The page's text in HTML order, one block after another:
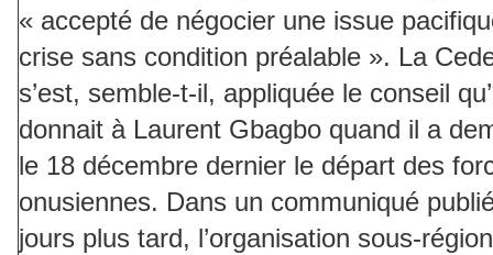
« accepté de négocier une issue
crise sans condition préalable ». La
s’est, semble-t-il, appliquée le conseil
donnait à Laurent Gbagbo quand il a
le 18 décembre dernier le départ des
onusiennes. Dans un communiqué
jours plus tard, l’organisation sous-